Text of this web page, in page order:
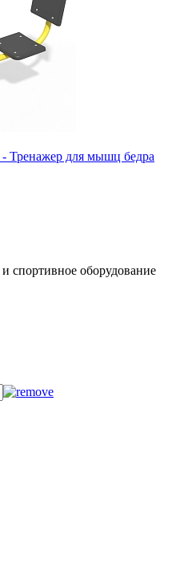
Тренажер для мышц бедра
спортивное оборудование